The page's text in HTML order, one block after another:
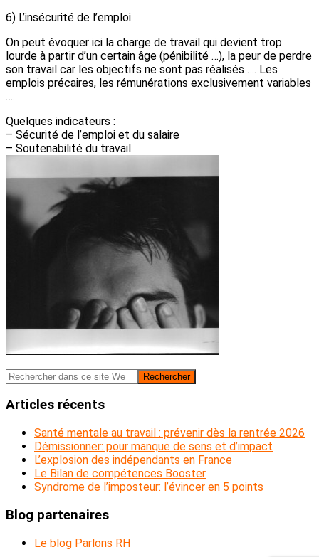
6) L’insécurité de l’emploi
On peut évoquer ici la charge de travail qui devient trop
lourde à partir d’un certain âge (pénibilité …), la peur de perdre
son travail car les objectifs ne sont pas réalisés …. Les
emplois précaires, les rémunérations exclusivement variables
….
Quelques indicateurs :
– Sécurité de l’emploi et du salaire
– Soutenabilité du travail
Barre
latérale
Rechercher
dans
ce
Web
Articles récents
Santé mentale au travail : prévenir dès la rentrée 2026
Démissionner: pour manque de sens et d’impact
L’explosion des indépendants en France
Le Bilan de compétences Booster
Syndrome de l’imposteur: l’évincer en 5 points
Blog partenaires
Le blog Parlons RH